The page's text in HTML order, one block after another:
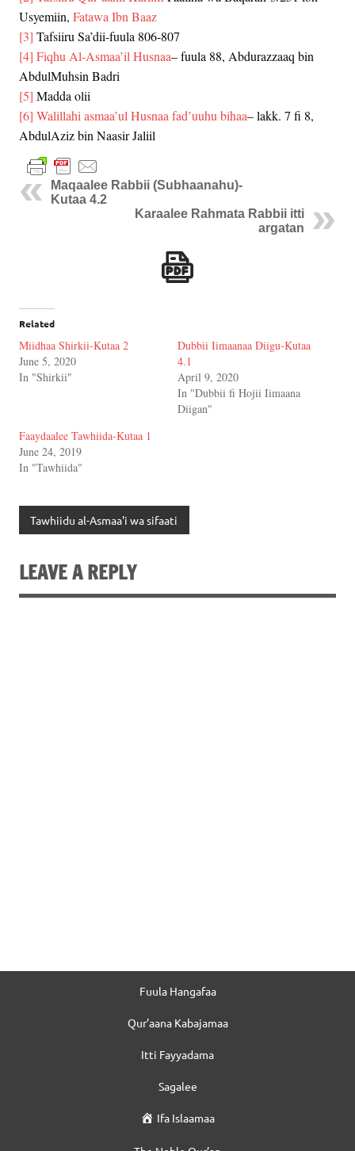
Usyemiin, Fatawa Ibn Baaz
[3] Tafsiiru Sa’dii-fuula 806-807
[4] Fiqhu Al-Asmaa’il Husnaa– fuula 88, Abdurazzaaq bin
AbdulMuhsin Badri
[5] Madda olii
[6] Walillahi asmaa’ul Husnaa fad’uuhu bihaa– lakk. 7 fi 8,
AbdulAziz bin Naasir Jaliil
Maqaalee Rabbii (Subhaanahu)-
Kutaa 4.2
Karaalee Rahmata Rabbii itti
argatan
Related
Miidhaa Shirkii-Kutaa 2
June 5, 2020
In "Shirkii"
Dubbii Iimaanaa Diigu-Kutaa
4.1
April 9, 2020
In "Dubbii fi Hojii Iimaana
Diigan"
Faaydaalee Tawhiida-Kutaa 1
June 24, 2019
In "Tawhiida"
Tawhiidu al-Asmaa'i wa sifaati
LEAVE A REPLY
Fuula Hangafaa
Qur’aana Kabajamaa
Itti Fayyadama
Sagalee
Ifa Islaamaa